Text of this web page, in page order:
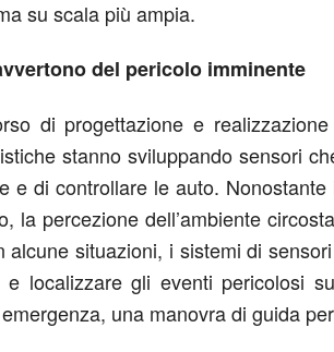
su scala più ampia.
del pericolo imminente
di progettazione e
stanno sviluppando sensori
e di controllare le auto.
la percezione dell’ambiente
alcune situazioni, i sistemi di
e localizzare gli eventi pericolosi
una manovra di guida